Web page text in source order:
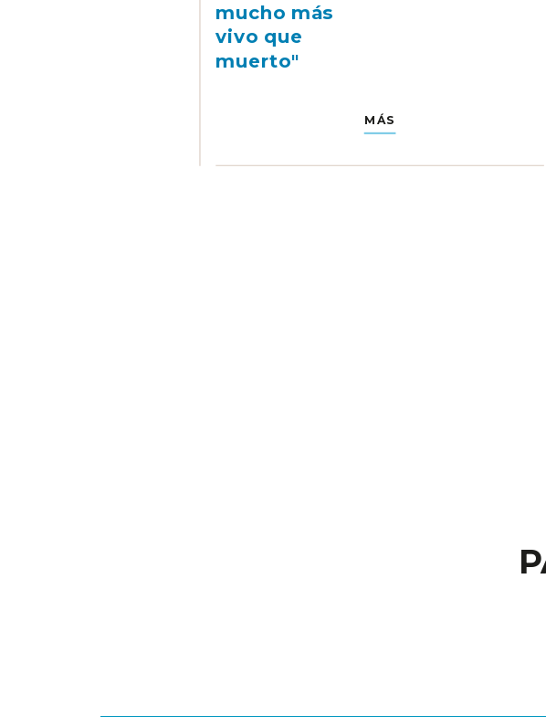
mucho más
vivo que
muerto"
MÁS